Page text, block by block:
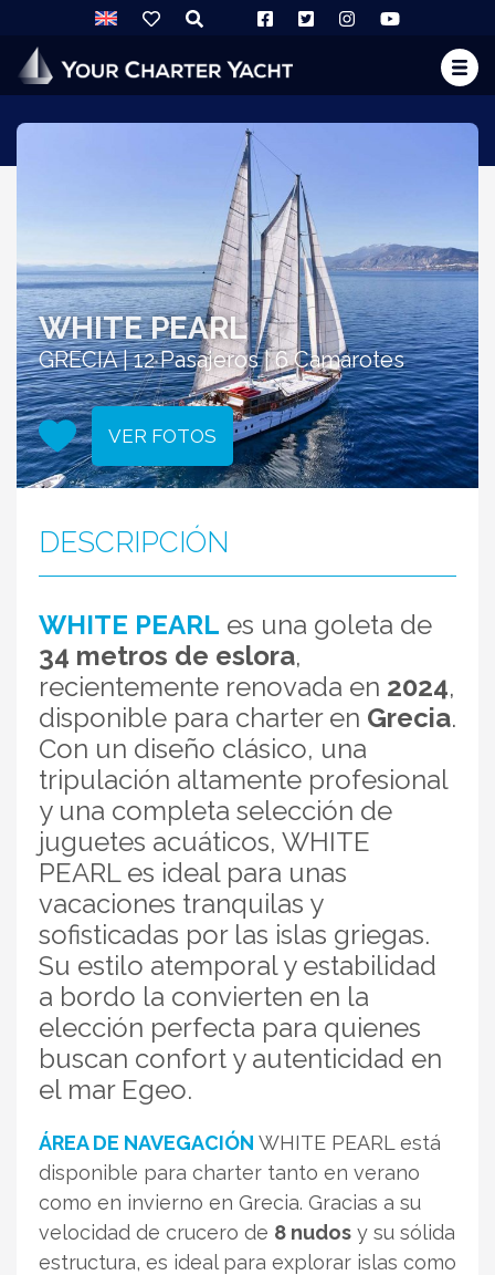
WHITE PEARL
GRECIA | 12 Pasajeros | 6 Camarotes
VER FOTOS
DESCRIPCIÓN
WHITE PEARL es una goleta de
34 metros de eslora,
recientemente renovada en 2024,
disponible para charter en Grecia.
Con un diseño clásico, una
tripulación altamente profesional
y una completa selección de
juguetes acuáticos, WHITE
PEARL es ideal para unas
vacaciones tranquilas y
sofisticadas por las islas griegas.
Su estilo atemporal y estabilidad
a bordo la convierten en la
elección perfecta para quienes
buscan confort y autenticidad en
el mar Egeo.
ÁREA DE NAVEGACIÓN WHITE PEARL está
disponible para charter tanto en verano
como en invierno en Grecia. Gracias a su
velocidad de crucero de 8 nudos y su sólida
estructura, es ideal para explorar islas como